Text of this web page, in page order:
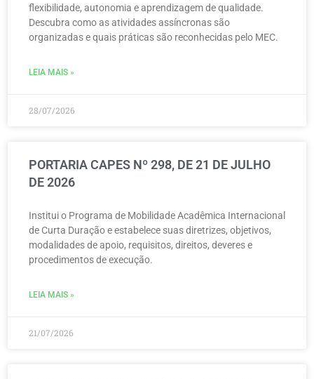
flexibilidade, autonomia e aprendizagem de qualidade.
Descubra como as atividades assíncronas são
organizadas e quais práticas são reconhecidas pelo MEC.
LEIA MAIS »
28/07/2026
PORTARIA CAPES Nº 298, DE 21 DE JULHO
DE 2026
Institui o Programa de Mobilidade Acadêmica Internacional
de Curta Duração e estabelece suas diretrizes, objetivos,
modalidades de apoio, requisitos, direitos, deveres e
procedimentos de execução.
LEIA MAIS »
21/07/2026